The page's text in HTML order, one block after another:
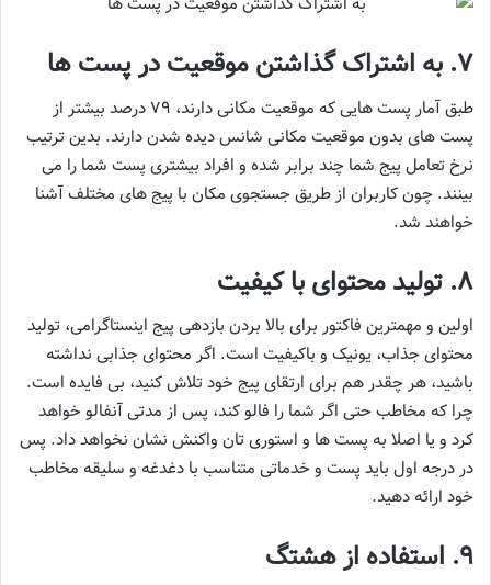
7. به اشتراک گذاشتن موقعیت در پست ها
طبق آمار پست هایی که موقعیت مکانی دارند، ۷۹ درصد بیشتر از
پست های بدون موقعیت مکانی شانس دیده شدن دارند. بدین ترتیب
نرخ تعامل پیج شما چند برابر شده و افراد بیشتری پست شما را می
بینند. چون کاربران از طریق جستجوی مکان با پیج های مختلف آشنا
خواهند شد.
8. تولید محتوای با کیفیت
اولین و مهمترین فاکتور برای بالا بردن بازدهی پیج اینستاگرامی، تولید
محتوای جذاب، یونیک و باکیفیت است. اگر محتوای جذابی نداشته
باشید، هر چقدر هم برای ارتقای پیج خود تلاش کنید، بی فایده است.
چرا که مخاطب حتی اگر شما را فالو کند، پس از مدتی آنفالو خواهد
کرد و یا اصلا به پست ها و استوری تان واکنش نشان نخواهد داد. پس
در درجه اول باید پست و خدماتی متناسب با دغدغه و سلیقه مخاطب
خود ارائه دهید.
9. استفاده از هشتگ